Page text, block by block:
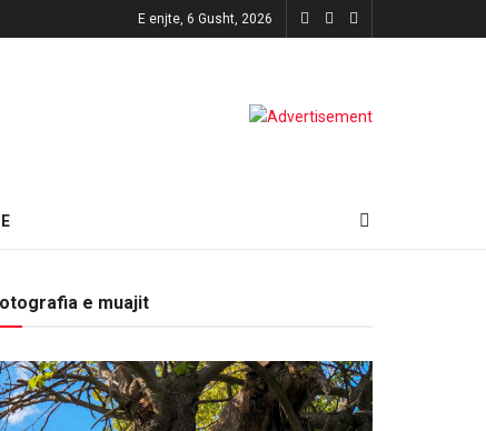
E enjte, 6 Gusht, 2026
e muajit